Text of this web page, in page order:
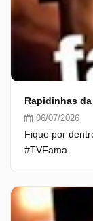
Rapidinhas
06/07/2026
Fique por
#TVFama